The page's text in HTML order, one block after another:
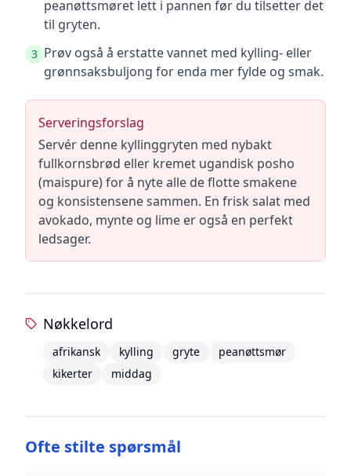
peanøttsmøret lett i pannen før du tilsetter det
til gryten.
3 Prøv også å erstatte vannet med kylling- eller
grønnsaksbuljong for enda mer fylde og smak.
Serveringsforslag
Servér denne kyllinggryten med nybakt
fullkornsbrød eller kremet ugandisk posho
(maispure) for å nyte alle de flotte smakene
og konsistensene sammen. En frisk salat med
avokado, mynte og lime er også en perfekt
ledsager.
Nøkkelord
afrikansk kylling gryte
peanøttsmør
kikerter
middag
Ofte stilte spørsmål